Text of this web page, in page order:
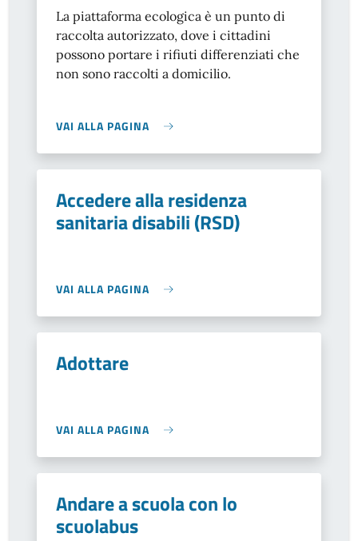
La piattaforma ecologica è un punto di
raccolta autorizzato, dove i cittadini
possono portare i rifiuti differenziati che
non sono raccolti a domicilio.
VAI ALLA PAGINA
Accedere alla residenza
sanitaria disabili (RSD)
VAI ALLA PAGINA
Adottare
VAI ALLA PAGINA
Andare a scuola con lo
scuolabus